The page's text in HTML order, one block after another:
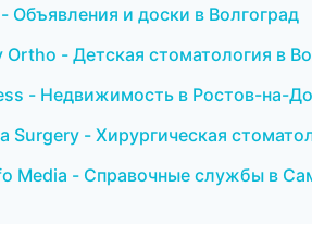
Объявления и доски в Волгоград
Ortho - Детская стоматология в
- Недвижимость в Ростов-на-
Surgery - Хирургическая
Media - Справочные службы в